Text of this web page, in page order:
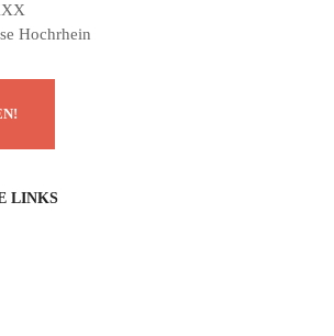
Hochrhein
LINKS